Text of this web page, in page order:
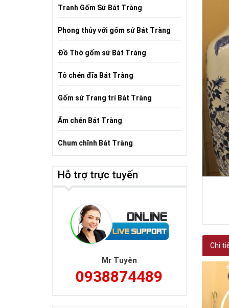
Chi
Tranh Gốm Sứ Bát Tràng
Phong thủy với gốm sứ Bát Tràng
Đồ Thờ gốm sứ Bát Tràng
Tô chén đĩa Bát Tràng
Gốm sứ Trang trí Bát Tràng
Ấm chén Bát Tràng
Chum chĩnh Bát Tràng
Hỗ trợ trực tuyến
Mr Tuyên
0938874489